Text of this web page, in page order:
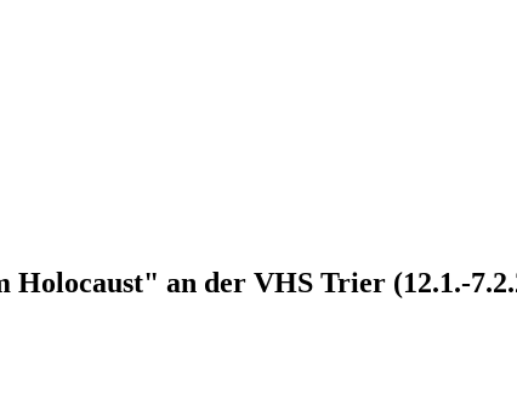
an der VHS Trier (12.1.-